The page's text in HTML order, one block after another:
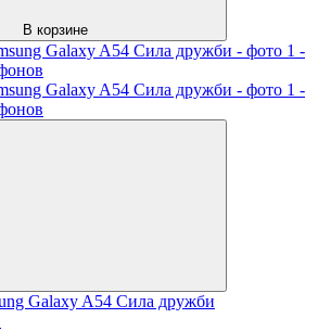
В корзине
Galaxy A54 Сила дружби